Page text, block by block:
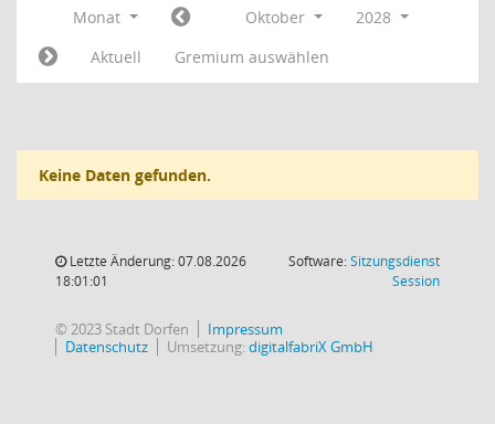
Monat Oktober
2028
Aktuell
Gremium auswählen
Keine Daten gefunden.
Letzte Änderung: 07.08.2026
18:01:01
Software:Sitzungsdienst
Session(Wird in
© 2023 Stadt Dorfen
Impressum
Datenschutz
Umsetzung:digitalfabriX GmbH